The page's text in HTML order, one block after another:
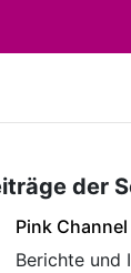
der
Pink
Berichte und